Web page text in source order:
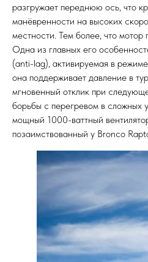
разгружает переднюю ось, что
манёвренности на высоких
местности. Тем более, что мотор
Одна из главных его
(anti-lag), активируемая в
она поддерживает давление в
мгновенный отклик при
борьбы с перегревом в сложных
мощный 1000-ваттный
позаимствованный у Bronco